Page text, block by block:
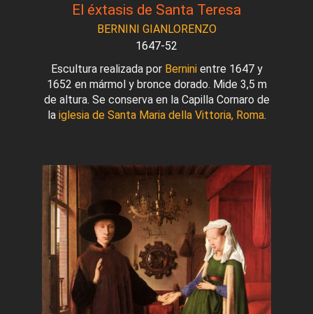
El éxtasis de Santa Teresa
BERNINI GIANLORENZO
1647-52
Escultura realizada por Berninientre 1647 y
1652 en mármol y bronce dorado. Mide 3,5 m
de altura. Se conserva en la Capilla Cornaro de
la iglesia de Santa Maria della Vittoria, Roma.